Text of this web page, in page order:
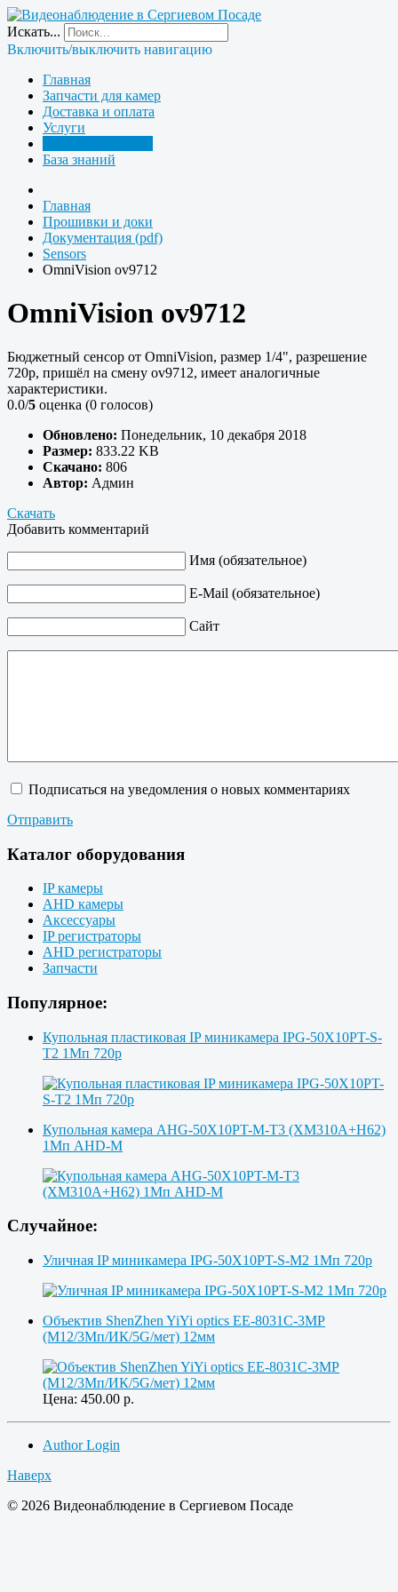
Искать...
Включить/выключить навигацию
Главная
Запчасти для камер
Доставка и оплата
Услуги
База знаний
Главная
Прошивки и доки
Документация (pdf)
Sensors
OmniVision ov9712
OmniVision ov9712
Бюджетный сенсор от OmniVision, размер 1/4", разрешение
720p, пришёл на смену ov9712, имеет аналогичные
характеристики.
0.0/5 оценка (0 голосов)
Обновлено: Понедельник, 10 декабря 2018
Размер: 833.22 KB
Скачано: 806
Автор: Админ
Скачать
Добавить комментарий
Имя (обязательное)
E-Mail (обязательное)
Сайт
Подписаться на уведомления о новых комментариях
Отправить
Каталог оборудования
IP камеры
AHD камеры
Аксессуары
IP регистраторы
AHD регистраторы
Запчасти
Популярное:
Купольная пластиковая IP миникамера IPG-50X10PT-S-
T2 1Мп 720p
Купольная камера AHG-50X10PT-M-T3 (XM310A+H62)
1Мп AHD-M
Случайное:
Уличная IP миникамера IPG-50X10PT-S-M2 1Мп 720p
Объектив ShenZhen YiYi optics EE-8031C-3MP
(M12/3Мп/ИК/5G/мет) 12мм
Цена: 450.00 р.
Author Login
Наверх
© 2026 Видеонаблюдение в Сергиевом Посаде